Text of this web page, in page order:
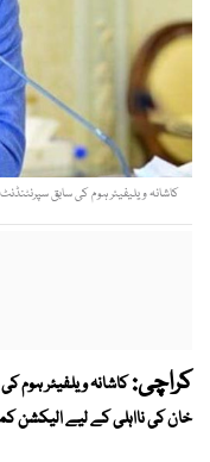
کاشانہ ویلیفیئر ہوم کی سابق
کراچی:کاشانہ ویلفیئر ہوم
خان کی نااہلی کے لیے الیکشن